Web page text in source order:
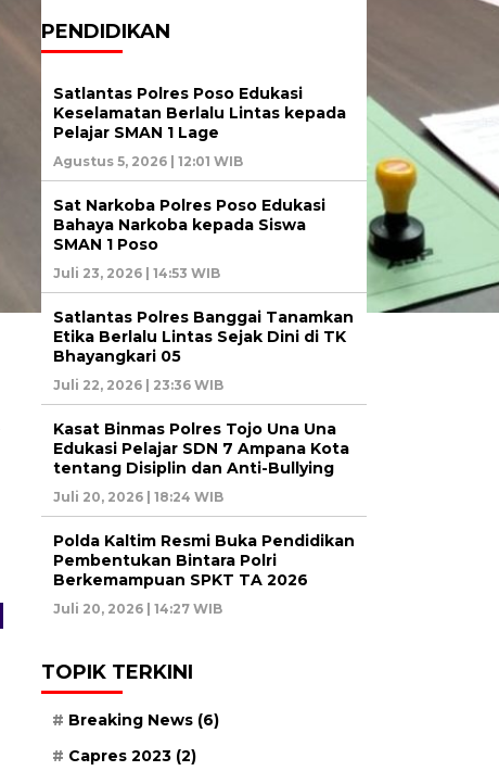
PENDIDIKAN
Satlantas Polres Poso Edukasi
Keselamatan Berlalu Lintas kepada
Pelajar SMAN 1 Lage
Agustus 5, 2026 | 12:01 WIB
Sat Narkoba Polres Poso Edukasi
Bahaya Narkoba kepada Siswa
SMAN 1 Poso
Juli 23, 2026 | 14:53 WIB
Satlantas Polres Banggai Tanamkan
Etika Berlalu Lintas Sejak Dini di TK
Bhayangkari 05
Juli 22, 2026 | 23:36 WIB
Kasat Binmas Polres Tojo Una Una
Edukasi Pelajar SDN 7 Ampana Kota
tentang Disiplin dan Anti-Bullying
Juli 20, 2026 | 18:24 WIB
Polda Kaltim Resmi Buka Pendidikan
Pembentukan Bintara Polri
Berkemampuan SPKT TA 2026
Juli 20, 2026 | 14:27 WIB
TOPIK TERKINI
Breaking News (6)
Capres 2023 (2)